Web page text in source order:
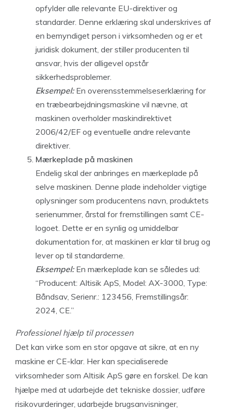
opfylder alle relevante EU-direktiver og
standarder. Denne erklæring skal underskrives af
en bemyndiget person i virksomheden og er et
juridisk dokument, der stiller producenten til
ansvar, hvis der alligevel opstår
sikkerhedsproblemer.
Eksempel:En overensstemmelseserklæring for
en træbearbejdningsmaskine vil nævne, at
maskinen overholder maskindirektivet
2006/42/EF og eventuelle andre relevante
direktiver.
Mærkeplade på maskinen
Endelig skal der anbringes en mærkeplade på
selve maskinen. Denne plade indeholder vigtige
oplysninger som producentens navn, produktets
serienummer, årstal for fremstillingen samt CE-
logoet. Dette er en synlig og umiddelbar
dokumentation for, at maskinen er klar til brug og
lever op til standarderne.
Eksempel:En mærkeplade kan se således ud:
“Producent: Altisik ApS, Model: AX-3000, Type:
Båndsav, Serienr.: 123456, Fremstillingsår:
2024, CE.”
Professionel hjælp til processen
Det kan virke som en stor opgave at sikre, at en ny
maskine er CE-klar. Her kan specialiserede
virksomheder som Altisik ApS gøre en forskel. De kan
hjælpe med at udarbejde det tekniske dossier, udføre
risikovurderinger, udarbejde brugsanvisninger,